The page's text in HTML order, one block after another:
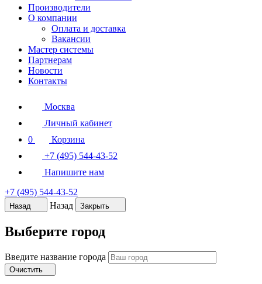
Производители
О компании
Оплата и доставка
Вакансии
Мастер системы
Партнерам
Новости
Контакты
Москва
Личный кабинет
0
Корзина
+7 (495) 544-43-52
Напишите нам
+7 (495) 544-43-52
Назад Назад Закрыть
Выберите город
Введите название города
Очистить